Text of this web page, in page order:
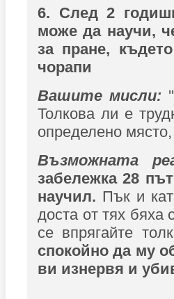
6. След 2
може да научи,
за пране,
чорапи
Вашите мисли:
Толкова ли е
определено
Възможната
забележка 28
научил. Пък и
доста от тях бяха
се впрягайте
спокойно да му
ви изнервя и